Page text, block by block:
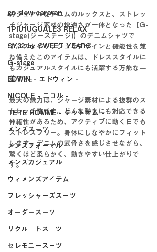
go slow caravan
1PIU1UGUALE3 RELAX
SY32 by SWEET YEARS
G-stage
EDWIN - エドウィン -
NICOLE - ニコル -
TETE HOMME - テットオム -
メンズスーツ
メンズフォーマル
メンズカジュアル
ウィメンズアイテム
フレッシャーズスーツ
オーダースーツ
リクルートスーツ
セレモニースーツ
カジュアルなデニムのルックスと、ストレッ
チジャージ素材の快適さが一体となった【G-
stage(ジーステージ)】のデニムシャツで
す。スタイリッシュなデザインと機能性を兼
ね備えたこのアイテムは、ドレススタイルに
もカジュアルスタイルにも活躍する万能な一
着です。
最大の魅力は、ジャージ素材による抜群のス
トレッチ性です。どんな動きにも対応できる
伸縮性があるため、アクティブに動く日でも
ストレスフリー。身体にしなやかにフィット
します。デニムの武骨さを感じさせながら、
驚くほど柔らかく、動きやすい仕上がりで
す。